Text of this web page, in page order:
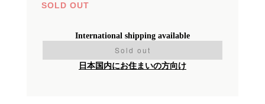
SOLD OUT
International shipping available
Sold out
日本国内にお住まいの方向け